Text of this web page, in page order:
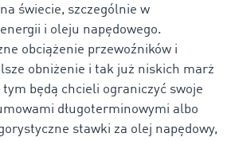
świecie, szczególnie w
i oleju napędowego.
obciążenie przewoźników i
obniżenie i tak już niskich marż
będą chcieli ograniczyć swoje
długoterminowymi albo
stawki za olej napędowy,